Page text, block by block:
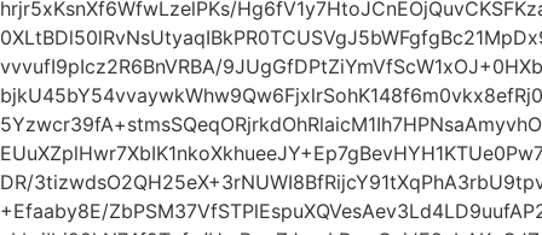
hrjr5xKsnXf6WfwLzelPKs/
vvvufI9pIcz2R6BnVRBA/
DR/
+Efaaby8E/